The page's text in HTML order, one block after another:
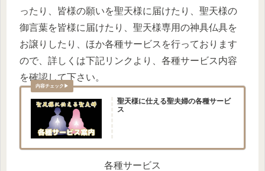
ったり、皆様の願いを聖天様に届けたり、聖天様の
御言葉を皆様に届けたり、聖天様専用の神具仏具を
お譲りしたり、ほか各種サービスを行っております
ので、詳しくは下記リンクより、各種サービス内容
を確認して下さい。
聖天様に仕える聖夫婦の各種サービ
ス
各種サービス